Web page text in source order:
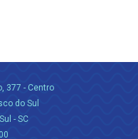
377 - Centro
do Sul
- SC